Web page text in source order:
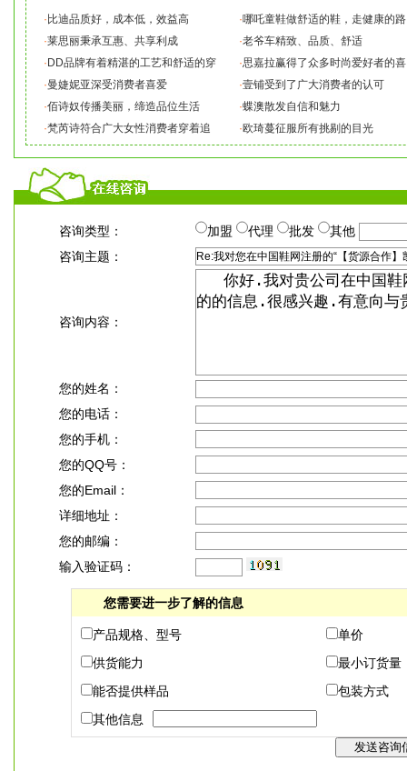
· 比迪品质好，成本低，效益高 ·哪吒童鞋做舒适的鞋，走健康的路
·莱思丽秉承互惠、共享利成 ·老爷车精致、品质、舒适
· DD品牌有着精湛的工艺和舒适的穿 ·思嘉拉赢得了众多时尚爱好者的喜
·曼婕妮亚深受消费者喜爱 ·壹铺受到了广大消费者的认可
·佰诗奴传播美丽，缔造品位生活 ·蝶澳散发自信和魅力
·梵芮诗符合广大女性消费者穿着追 ·欧琦蔓征服所有挑剔的目光
咨询类型： 加盟 代理 批发
其他
咨询主题：
咨询内容：
您的姓名：
您的电话：
您的手机：
您的QQ号：
您的Email：
详细地址：
您的邮编：
输入验证码：
您需要进一步了解的信息
产品规格、型号
单价
供货能力
最小订货量
能否提供样品
包装方式
其他信息